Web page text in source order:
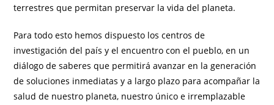
terrestres que permitan preservar la vida del planeta.
Para todo esto hemos dispuesto los centros de
investigación del país y el encuentro con el pueblo, en un
diálogo de saberes que permitirá avanzar en la generación
de soluciones inmediatas y a largo plazo para acompañar la
salud de nuestro planeta, nuestro único e irremplazable